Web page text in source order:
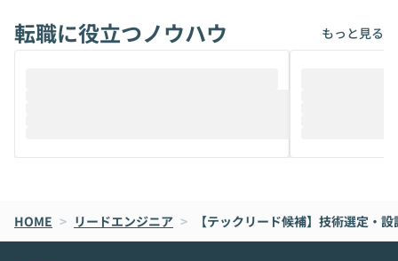
けでなく、想像以上の範囲まで自動化でき
ることは、まだあまり知られていません。
メルカリでの判断基準をもとに「なぜClau
oworkの基本的な機能をご紹介いただきま
す。 続く公開デモでは、実際にCoworkを
は、評判では
ているAIを選ぶこ
それぞれの本当
は、LLMのフル
ント構築の最前
転職に役立つノウハウ もっと見る
HOME > リードエンジニア > 【テックリード候補】技術選定・